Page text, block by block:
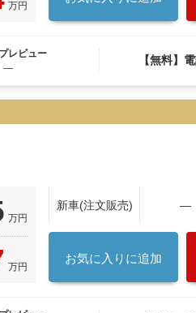
万円
レビュー
―
【無料】
万円
万円
新車(注文販売) ―
お気に入りに追加